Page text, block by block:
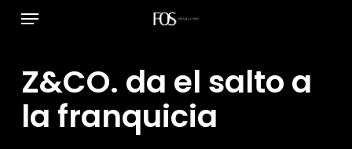
principal
Menú
Z&CO. da el salto a
la franquicia